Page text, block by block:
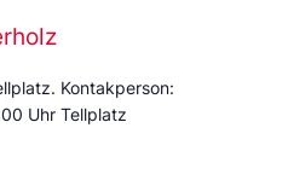
Kontakperson:
Uhr Tellplatz